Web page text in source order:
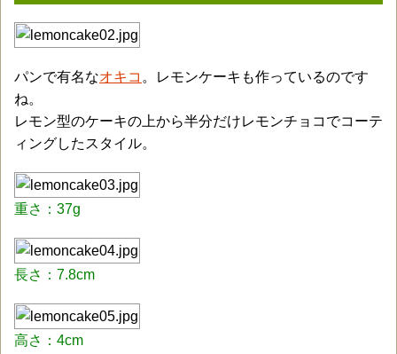
パンで有名なオキコ 。レモンケーキも作っているのです
ね。
レモン型のケーキの上から半分だけレモンチョコでコーテ
ィングしたスタイル。
重さ：37g
長さ：7.8cm
高さ：4cm